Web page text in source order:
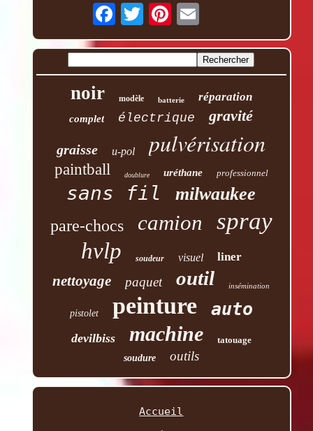
noir modèle batterie réparation
complet électrique gravité
graisse u-pol pulvérisation
paintball doublure uréthane professionnel
sans fil milwaukee
pare-chocs camion spray
hvlp soudeur visuel liner
nettoyage paquet outil insémination
pistolet peinture auto
devilbiss machine
tatouage
soudure
outils
Accueil